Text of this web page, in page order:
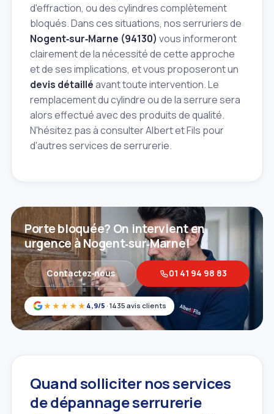
d'effraction, ou des cylindres complètement
bloqués. Dans ces situations, nos serruriers de
Nogent‑sur‑Marne (94130) vous informeront
clairement de la nécessité de cette approche
et de ses implications, et vous proposeront un
devis détailléavant toute intervention. Le
remplacement du cylindre ou de la serrure sera
alors effectué avec des produits de qualité.
N'hésitez pas à consulter Albert et Fils pour
d'autres services de serrurerie.
★★★★★ 4,9/5 · 1435 avis clients
Porte bloquée? On intervient en
urgence à Nogent‑sur‑Marne!
Contactez‑nous 01 41 94 98 83
Quand solliciter nos services
de dépannage serrurerie